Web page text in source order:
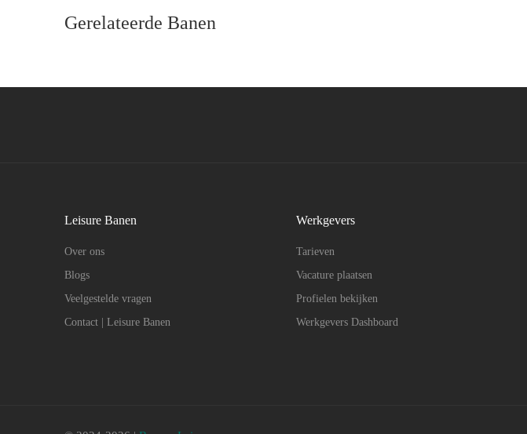
Gerelateerde Banen
Leisure Banen
Over ons
Blogs
Veelgestelde vragen
Contact | Leisure Banen
Werkgevers
Tarieven
Vacature plaatsen
Profielen bekijken
Werkgevers Dashboard